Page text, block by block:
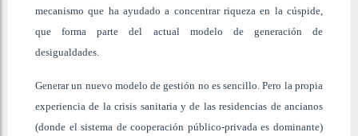
mecanismo que ha ayudado a concentrar riqueza en la cúspide,
que forma parte del actual modelo de generación de
desigualdades.
Generar un nuevo modelo de gestión no es sencillo. Pero la propia
experiencia de la crisis sanitaria y de las residencias de ancianos
(donde el sistema de cooperación público-privada es dominante)